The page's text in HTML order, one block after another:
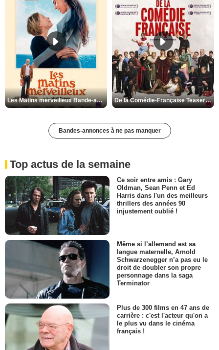
Les Matins merveilleux Bande-annonce VF De la Comédie-Française Teaser VF
Bandes-annonces à ne pas manquer
Top actus de la semaine
Ce soir entre amis : Gary
Oldman, Sean Penn et Ed
Harris dans l'un des meilleurs
thrillers des années 90
injustement oublié !
Même si l’allemand est sa
langue maternelle, Arnold
Schwarzenegger n’a pas eu le
droit de doubler son propre
personnage dans la saga
Terminator
Plus de 300 films en 47 ans de
carrière : c'est l'acteur qu'on a
le plus vu dans le cinéma
français !